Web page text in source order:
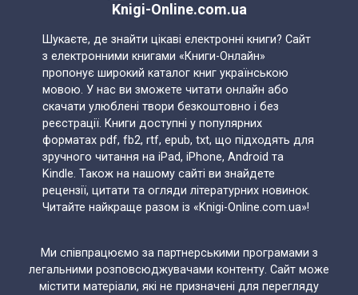
Knigi-Online.com.ua
Шукаєте, де знайти цікаві електронні книги? Сайт
з електронними книгами «Книги-Онлайн»
пропонує широкий каталог книг українською
мовою. У нас ви зможете читати онлайн або
скачати улюблені твори безкоштовно і без
реєстрації. Книги доступні у популярних
форматах pdf, fb2, rtf, epub, txt, що підходять для
зручного читання на iPad, iPhone, Android та
Kindle. Також на нашому сайті ви знайдете
рецензії, цитати та огляди літературних новинок.
Читайте найкраще разом із «Knigi-Online.com.ua»!
Ми співпрацюємо за партнерськими програмами з
легальними розповсюджувачами контенту. Сайт може
містити матеріали, які не призначені для перегляду